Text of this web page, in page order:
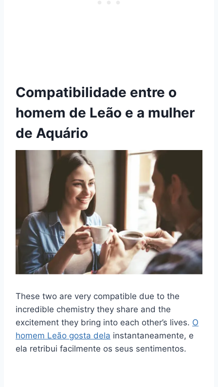
Compatibilidade entre o
homem de Leão e a mulher
de Aquário
These two are very compatible due to the
incredible chemistry they share and the
excitement they bring into each other’s lives. O
homem Leão gosta dela instantaneamente, e
ela retribui facilmente os seus sentimentos.